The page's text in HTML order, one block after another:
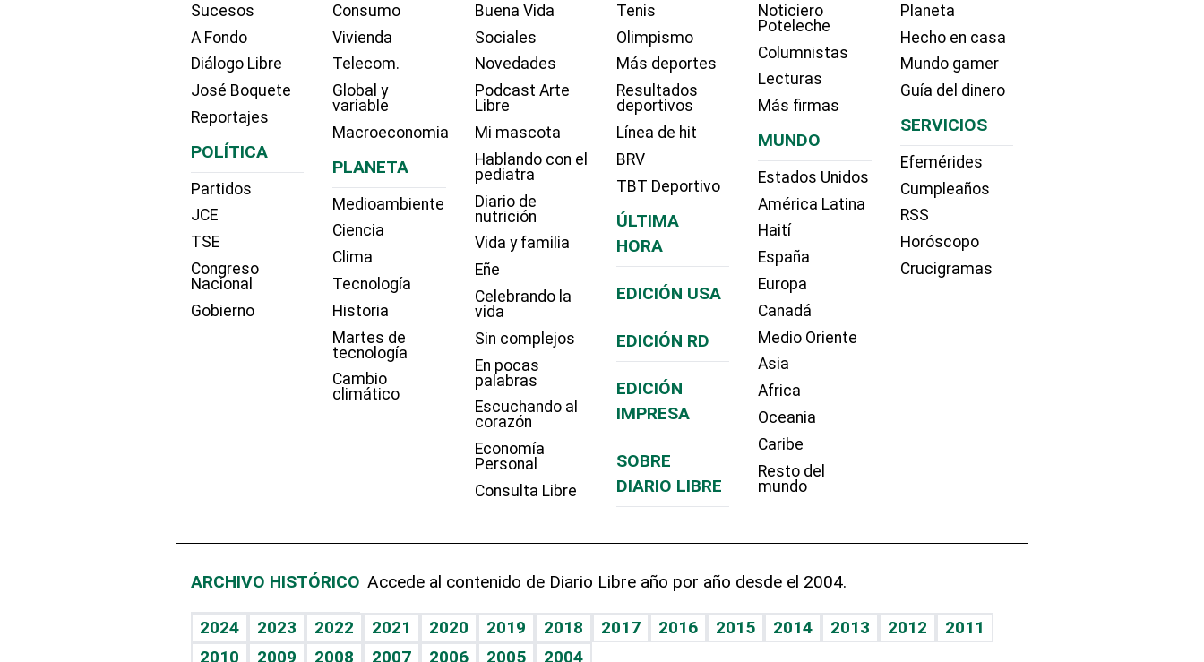
Sucesos
A Fondo
Diálogo Libre
José Boquete
Reportajes
POLÍTICA
Partidos
JCE
TSE
Congreso
Nacional
Gobierno
Consumo
Vivienda
Telecom.
Global y
variable
Macroeconomia
PLANETA
Medioambiente
Ciencia
Clima
Tecnología
Historia
Martes de
tecnología
Cambio
climático
Buena Vida
Sociales
Novedades
Podcast Arte
Libre
Mi mascota
Hablando con el
pediatra
Diario de
nutrición
Vida y familia
Eñe
Celebrando la
vida
Sin complejos
En pocas
palabras
Escuchando al
corazón
Economía
Personal
Consulta Libre
Tenis
Olimpismo
Más deportes
Resultados
deportivos
Línea de hit
BRV
TBT Deportivo
ÚLTIMA
HORA
EDICIÓN USA
EDICIÓN RD
EDICIÓN
IMPRESA
SOBRE
DIARIO LIBRE
Noticiero
Poteleche
Columnistas
Lecturas
Más firmas
MUNDO
Estados Unidos
América Latina
Haití
España
Europa
Canadá
Medio Oriente
Asia
Africa
Oceania
Caribe
Resto del
mundo
Planeta
Hecho en casa
Mundo gamer
Guía del dinero
SERVICIOS
Efemérides
Cumpleaños
RSS
Horóscopo
Crucigramas
ARCHIVO HISTÓRICO Accede al contenido de Diario Libre año por año desde el 2004.
2024 2023 2022 2021 2020 2019 2018 2017 2016 2015 2014 2013 2012
2011
2010
2009 2008 2007 2006 2005 2004